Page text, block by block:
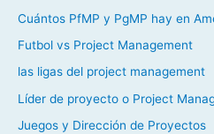
Cuántos PfMP y PgMP hay en
Futbol vs Project Management
las ligas del project management
Líder de proyecto o Project
Juegos y Dirección de Proyectos